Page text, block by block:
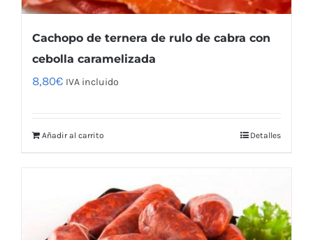
Cachopo de ternera de rulo de cabra con
cebolla caramelizada
8,80€ IVA incluido
Añadir al carrito Detalles